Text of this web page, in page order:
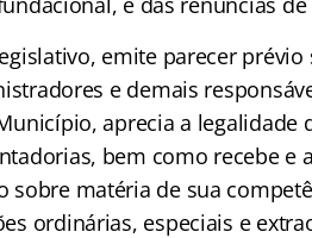
emite parecer prévio
e demais
aprecia a legalidade
bem como recebe e
matéria de sua
ordinárias, especiais e